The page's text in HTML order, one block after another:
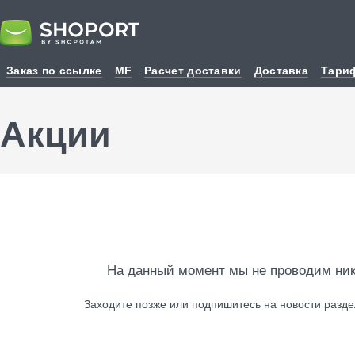
Заказ по ссылке MF Расчет доставки Доставка
Акции
На данный момент мы не проводим
Заходите позже или подпишитесь на новости